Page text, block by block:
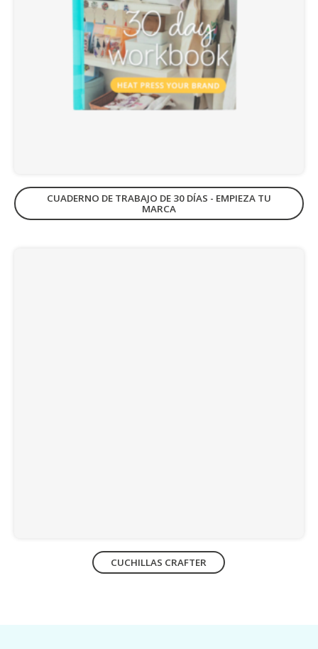
CUADERNO DE TRABAJO DE 30 DÍAS - EMPIEZA TU
MARCA
CUCHILLAS CRAFTER